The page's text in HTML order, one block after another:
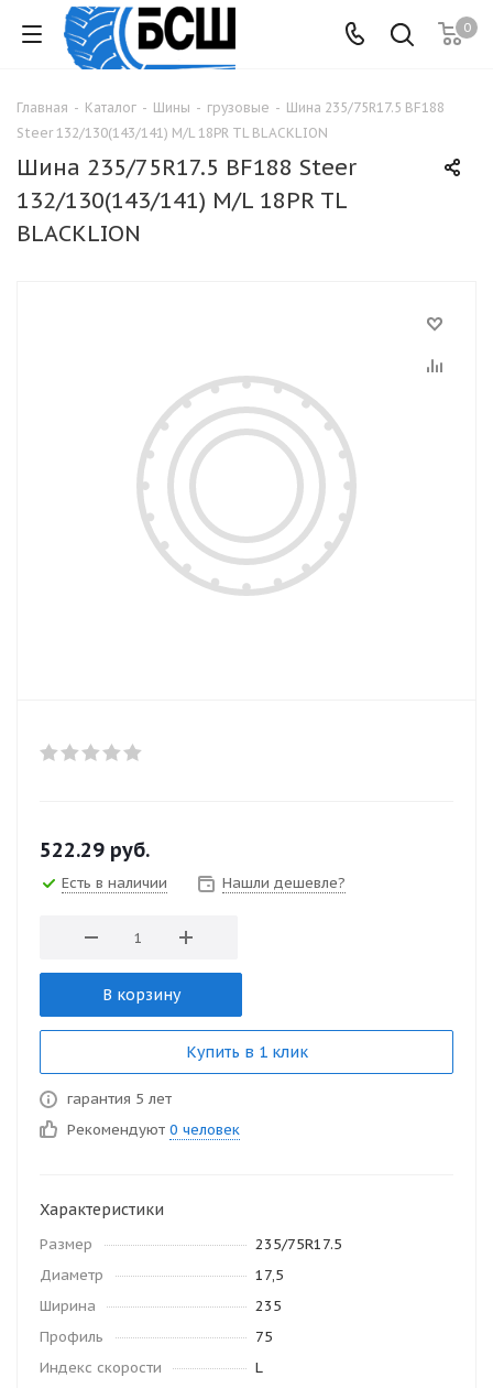
0
Главная - Каталог - Шины - грузовые - Шина 235/75R17.5 BF188
Steer 132/130(143/141) M/L 18PR TL BLACKLION
Шина 235/75R17.5 BF188 Steer
132/130(143/141) M/L 18PR TL
BLACKLION
522.29 руб.
Есть в наличии Нашли дешевле?
В корзину
Купить в 1 клик
гарантия 5 лет
Рекомендуют 0 человек
Характеристики
Размер
235/75R17.5
Диаметр
17,5
Ширина
235
Профиль
75
Индекс скорости
L